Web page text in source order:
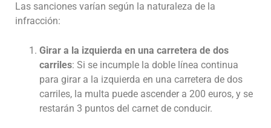
Las sanciones varían según la naturaleza de la
infracción:
Girar a la izquierda en una carretera de dos
carriles: Si se incumple la doble línea continua
para girar a la izquierda en una carretera de dos
carriles, la multa puede ascender a 200 euros, y se
restarán 3 puntos del carnet de conducir.